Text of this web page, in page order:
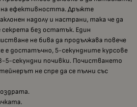
на ефективността. Дръжте
надолу и настрани, така че да
без остатък. Един
не бива да продължава повече
е достатъчно, 5-секундните курсове
5-секундни почивки. Почистването
не спре да се пълни със